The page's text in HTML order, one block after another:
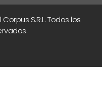
S.R.L. Todos los